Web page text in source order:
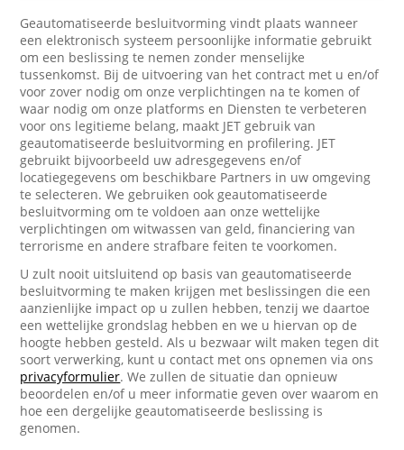
Geautomatiseerde besluitvorming vindt plaats wanneer
een elektronisch systeem persoonlijke informatie gebruikt
om een beslissing te nemen zonder menselijke
tussenkomst. Bij de uitvoering van het contract met u en/of
voor zover nodig om onze verplichtingen na te komen of
waar nodig om onze platforms en Diensten te verbeteren
voor ons legitieme belang, maakt JET gebruik van
geautomatiseerde besluitvorming en profilering. JET
gebruikt bijvoorbeeld uw adresgegevens en/of
locatiegegevens om beschikbare Partners in uw omgeving
te selecteren. We gebruiken ook geautomatiseerde
besluitvorming om te voldoen aan onze wettelijke
verplichtingen om witwassen van geld, financiering van
terrorisme en andere strafbare feiten te voorkomen.
U zult nooit uitsluitend op basis van geautomatiseerde
besluitvorming te maken krijgen met beslissingen die een
aanzienlijke impact op u zullen hebben, tenzij we daartoe
een wettelijke grondslag hebben en we u hiervan op de
hoogte hebben gesteld. Als u bezwaar wilt maken tegen dit
soort verwerking, kunt u contact met ons opnemen via ons
privacyformulier. We zullen de situatie dan opnieuw
beoordelen en/of u meer informatie geven over waarom en
hoe een dergelijke geautomatiseerde beslissing is
genomen.